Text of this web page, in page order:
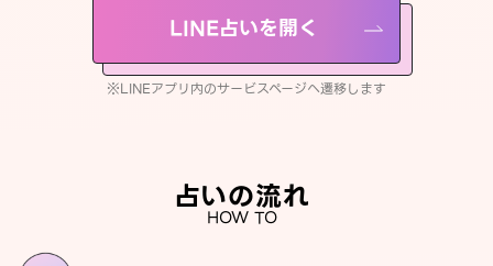
LINE占いを開く
※LINEアプリ内のサービスページへ遷移します
占いの流れ
HOW TO